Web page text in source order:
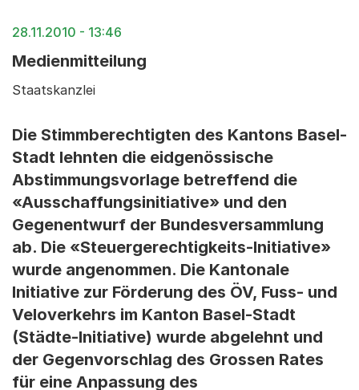
28.11.2010 - 13:46
Medienmitteilung
Staatskanzlei
Die Stimmberechtigten des Kantons Basel-
Stadt lehnten die eidgenössische
Abstimmungsvorlage betreffend die
«Ausschaffungsinitiative» und den
Gegenentwurf der Bundesversammlung
ab. Die «Steuergerechtigkeits-Initiative»
wurde angenommen. Die Kantonale
Initiative zur Förderung des ÖV, Fuss- und
Veloverkehrs im Kanton Basel-Stadt
(Städte-Initiative) wurde abgelehnt und
der Gegenvorschlag des Grossen Rates
für eine Anpassung des